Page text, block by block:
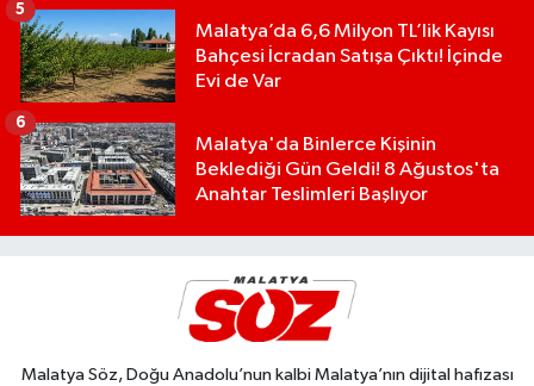
Malatya’da 6,6 Milyon TL’lik Kayısı
Bahçesi İcradan Satışa Çıktı! İçinde
Evi de Var
5
Malatya'da Binlerce Kişinin
Beklediği Gün Geldi! 8 Ağustos'ta
Anahtar Teslimleri Başlıyor
6
Malatya Söz, Doğu Anadolu’nun kalbi Malatya’nın dijital hafızası